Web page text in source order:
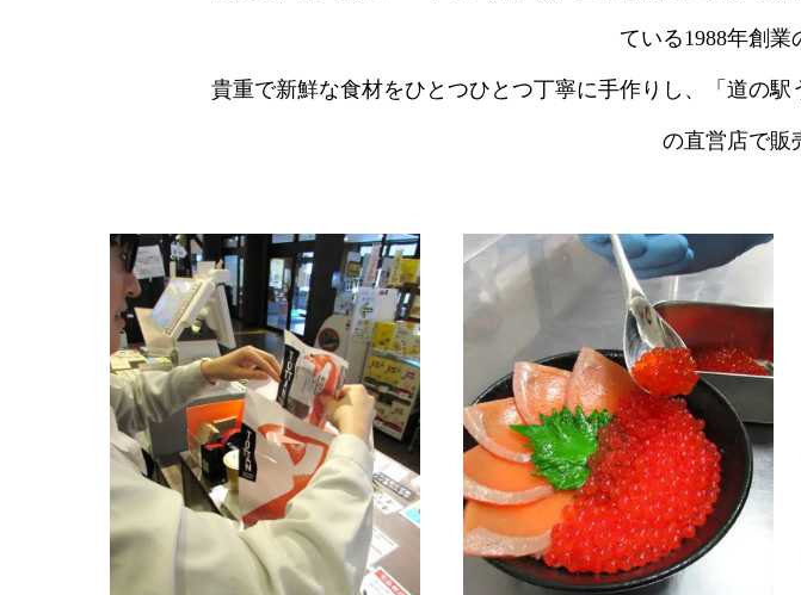
ている1988年創業
貴重で新鮮な食材をひとつひとつ丁寧に手作りし、「道の
の直営店で販